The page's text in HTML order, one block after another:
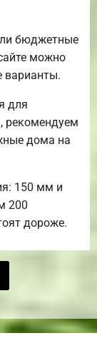
бюджетные
можно
варианты.
для
рекомендуем
дома на
150 мм и
200
дороже.